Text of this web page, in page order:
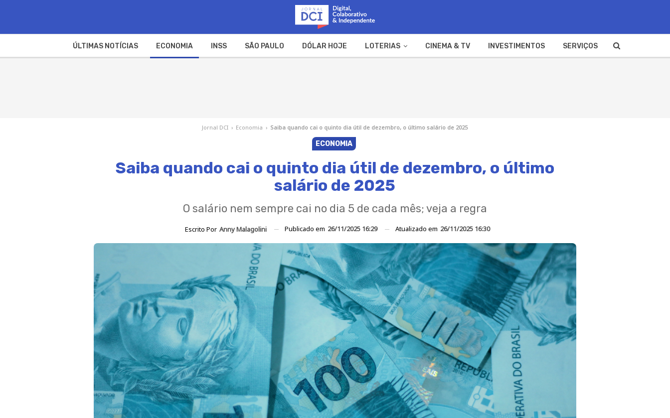
ÚLTIMAS NOTÍCIAS ECONOMIA INSS SÃO PAULO DÓLAR HOJE LOTERIAS CINEMA & TV INVESTIMENTOS SERVIÇOS
Jornal DCI › Economia › Saiba quando cai o quinto dia útil de dezembro, o último salário de 2025
ECONOMIA
Saiba quando cai o quinto dia útil de dezembro, o último
salário de 2025
O salário nem sempre cai no dia 5 de cada mês; veja a regra
Escrito Por Anny Malagolini Publicado em 26/11/2025 16:29 Atualizado em 26/11/2025 16:30